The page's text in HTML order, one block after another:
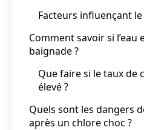
Facteurs influençant
Comment savoir si
baignade ?
Que faire si le taux de
élevé ?
Quels sont les dangers
après un chlore choc ?